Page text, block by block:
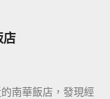
店
南華飯店，發現經